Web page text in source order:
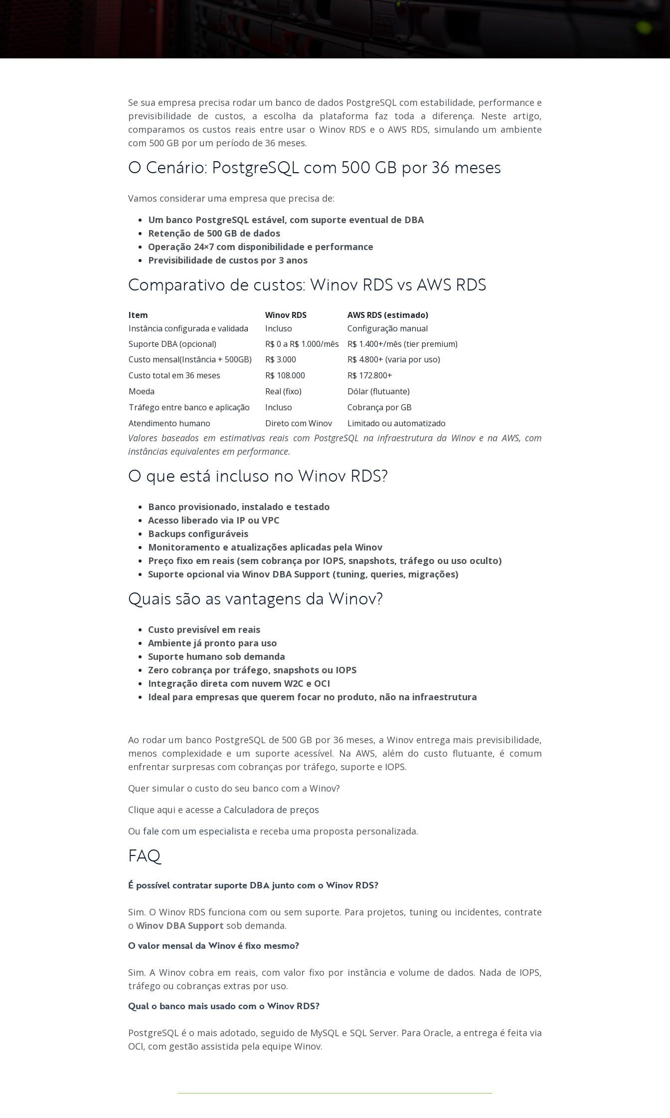
Se sua empresa precisa rodar um banco de dados PostgreSQL com estabilidade, performance e
previsibilidade de custos, a escolha da plataforma faz toda a diferença. Neste artigo,
comparamos os custos reais entre usar o Winov RDS e o AWS RDS, simulando um ambiente
com 500 GB por um período de 36 meses.
O Cenário: PostgreSQL com 500 GB por 36 meses
Vamos considerar uma empresa que precisa de:
Um banco PostgreSQL estável, com suporte eventual de DBA
Retenção de 500 GB de dados
Operação 24×7 com disponibilidade e performance
Previsibilidade de custos por 3 anos
Comparativo de custos: Winov RDS vs AWS RDS
Item Winov RDS
AWS RDS (estimado)
Instância configurada e validada
Incluso
Configuração manual
Suporte DBA (opcional)
R$ 0 a R$ 1.000/mês
R$ 1.400+/mês (tier premium)
Custo mensal(Instância + 500GB)
R$ 3.000
R$ 4.800+ (varia por uso)
Custo total em 36 meses
R$ 108.000
R$ 172.800+
Moeda
Real (fixo)
Dólar (flutuante)
Tráfego entre banco e aplicação
Incluso
Cobrança por GB
Atendimento humano
Direto com Winov Limitado ou automatizado
Valores baseados em estimativas reais com PostgreSQL na infraestrutura da Winov e na AWS, com
instâncias equivalentes em performance.
O que está incluso no Winov RDS?
Banco provisionado, instalado e testado
Acesso liberado via IP ou VPC
Backups configuráveis
Monitoramento e atualizações aplicadas pela Winov
Preço fixo em reais (sem cobrança por IOPS, snapshots, tráfego ou uso oculto)
Suporte opcional via Winov DBA Support (tuning, queries, migrações)
Quais são as vantagens da Winov?
Custo previsível em reais
Ambiente já pronto para uso
Suporte humano sob demanda
Zero cobrança por tráfego, snapshots ou IOPS
Integração direta com nuvem W2C e OCI
Ideal para empresas que querem focar no produto, não na infraestrutura
Ao rodar um banco PostgreSQL de 500 GB por 36 meses, a Winov entrega mais previsibilidade,
menos complexidade e um suporte acessível. Na AWS, além do custo flutuante, é comum
enfrentar surpresas com cobranças por tráfego, suporte e IOPS.
Quer simular o custo do seu banco com a Winov?
Clique aqui e acesse a Calculadora de preços
Ou fale com um especialista e receba uma proposta personalizada.
FAQ
É possível contratar suporte DBA junto com o Winov RDS?
Sim. O Winov RDS funciona com ou sem suporte. Para projetos, tuning ou incidentes, contrate
o Winov DBA Support sob demanda.
O valor mensal da Winov é fixo mesmo?
Sim. A Winov cobra em reais, com valor fixo por instância e volume de dados. Nada de IOPS,
tráfego ou cobranças extras por uso.
Qual o banco mais usado com o Winov RDS?
PostgreSQL é o mais adotado, seguido de MySQL e SQL Server. Para Oracle, a entrega é feita via
OCI, com gestão assistida pela equipe Winov.